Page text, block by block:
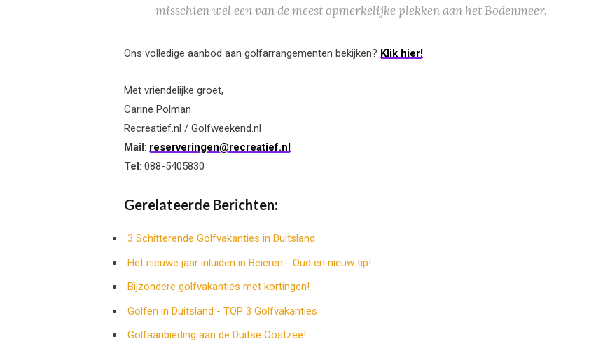
misschien wel een van de meest opmerkelijke plekken aan het Bodenmeer.
Ons volledige aanbod aan golfarrangementen bekijken? Klik hier!
Met vriendelijke groet,
Carine Polman
Recreatief.nl / Golfweekend.nl
Mail : reserveringen@recreatief.nl
Tel : 088-5405830
Gerelateerde Berichten:
3 Schitterende Golfvakanties in Duitsland
Het nieuwe jaar inluiden in Beieren - Oud en nieuw tip!
Bijzondere golfvakanties met kortingen!
Golfen in Duitsland - TOP 3 Golfvakanties
Golfaanbieding aan de Duitse Oostzee!